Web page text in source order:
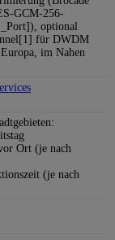
GCM-256-
optional
für DWDM
im Nahen
Ort (je nach
(je nach